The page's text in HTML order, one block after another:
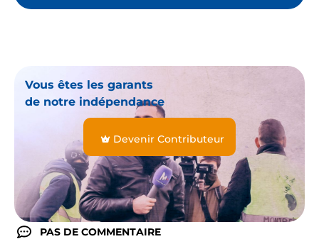
Vous êtes les garants
de notre indépendance
Devenir Contributeur
PAS DE COMMENTAIRE